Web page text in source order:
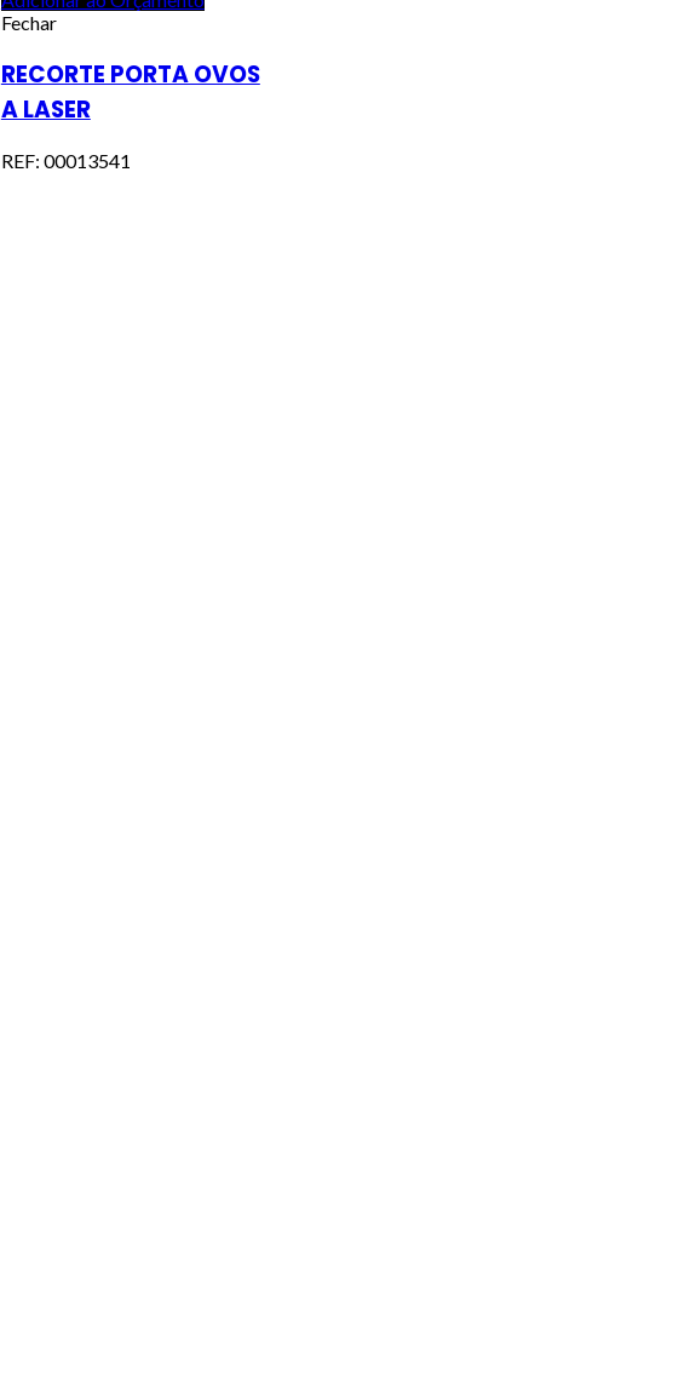
Fechar
RECORTE PORTA OVOS
A LASER
REF: 00013541